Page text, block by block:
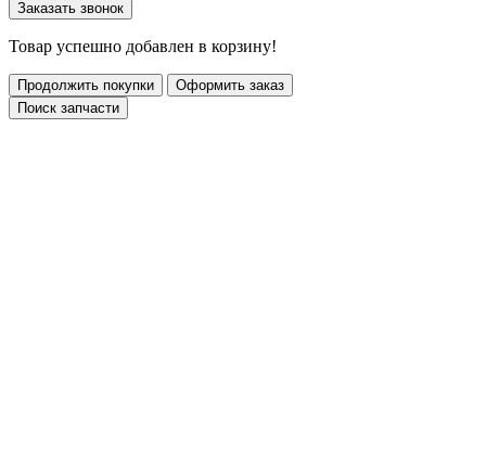
Заказать звонок
Товар успешно добавлен в корзину!
Продолжить покупки
Оформить заказ
Поиск запчасти